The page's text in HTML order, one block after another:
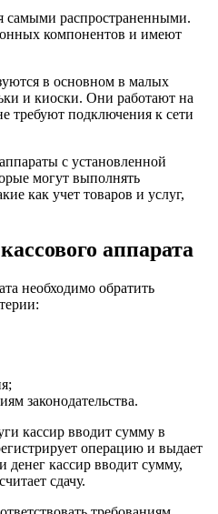
самыми распространенными.
компонентов и имеют
в основном в малых
и киоски. Они работают на
требуют подключения к сети
с установленной
могут выполнять
как учет товаров и услуг,
аппарата
необходимо обратить
законодательства.
кассир вводит сумму в
операцию и выдает
кассир вводит сумму,
сдачу.